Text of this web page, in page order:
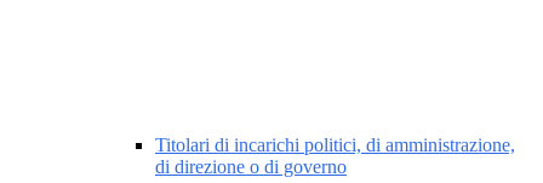
Titolari di incarichi politici, di amministrazione,
di direzione o di governo